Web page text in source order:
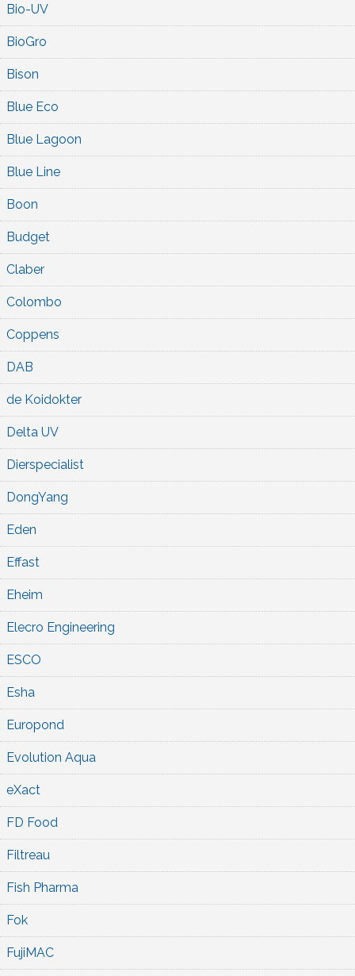
Bio-UV
BioGro
Bison
Blue Eco
Blue Lagoon
Blue Line
Boon
Budget
Claber
Colombo
Coppens
DAB
de Koidokter
Delta UV
Dierspecialist
DongYang
Eden
Effast
Eheim
Elecro Engineering
ESCO
Esha
Europond
Evolution Aqua
eXact
FD Food
Filtreau
Fish Pharma
Fok
FujiMAC